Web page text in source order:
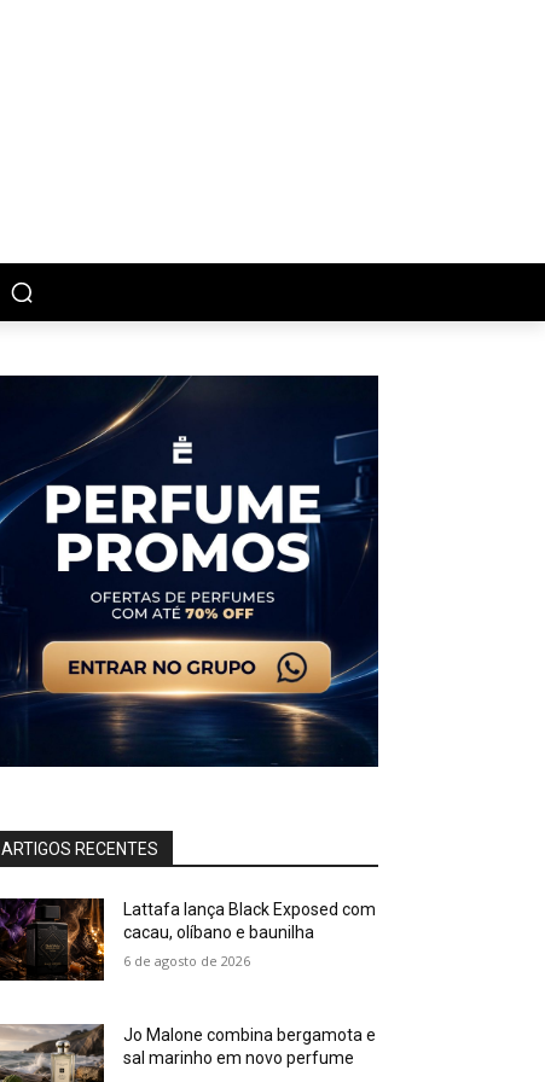
ARTIGOS RECENTES
Lattafa lança Black Exposed com
cacau, olíbano e baunilha
6 de agosto de 2026
Jo Malone combina bergamota e
sal marinho em novo perfume